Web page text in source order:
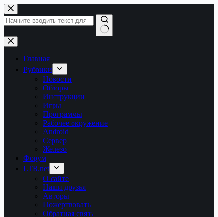
Перейти
к
сути
Ничего
не
найденоГлавная
Рубрики
Новости
Обзоры
Инструкции
Игры
Программы
Рабочее окружение
Android
Сервер
Железо
Форум
LTB.net
О сайте
Наши друзья
Авторы
Пожертвовать
Обратная связь